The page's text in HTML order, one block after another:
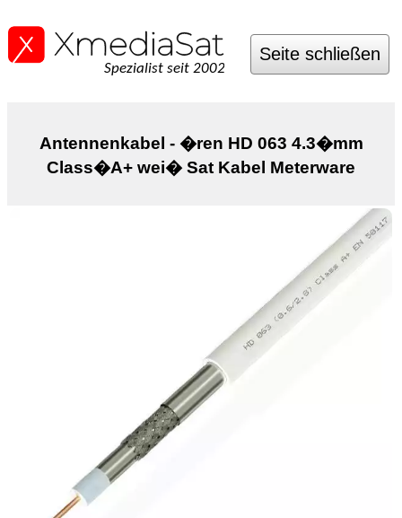
Spezialist seit 2002
Seite schließen
Antennenkabel - �ren HD 063 4.3�mm
Class�A+ wei� Sat Kabel Meterware